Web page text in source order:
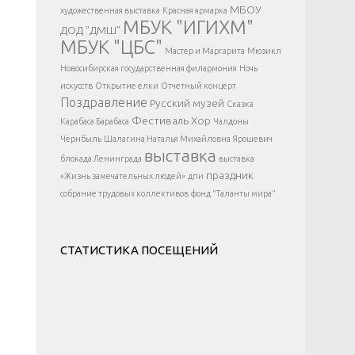
</div >
художественная выставка Красная ярмарка МБОУ
ДОД "ДМШ" МБУК "ИГИХМ"
МБУК "ЦБС" Мастер и Маргарита Мюзикл
Новосибирская государственная филармония Ночь
искусств Открытие елки Отчетный концерт
Поздравление Русский музей Сказка
Карабаса Барабаса ФестивальХор Чалдоны
Чернбыль Шалагина Наталья Михайловна Ярошевич
блокада Ленинграда выставка выставка
«Жизнь замечательных людей» дпи праздник
собрание трудовых коллективов фонд "Таланты мира"
СТАТИСТИКА ПОСЕЩЕНИЙ